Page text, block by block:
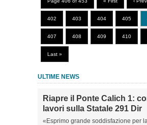
402 403 404 405
407 408 409 410
Last »
ULTIME NEWS
Riapre il Ponte Calich 1:
lavori sulla Statale 291 Dir
«Esprimo grande soddisfazione per